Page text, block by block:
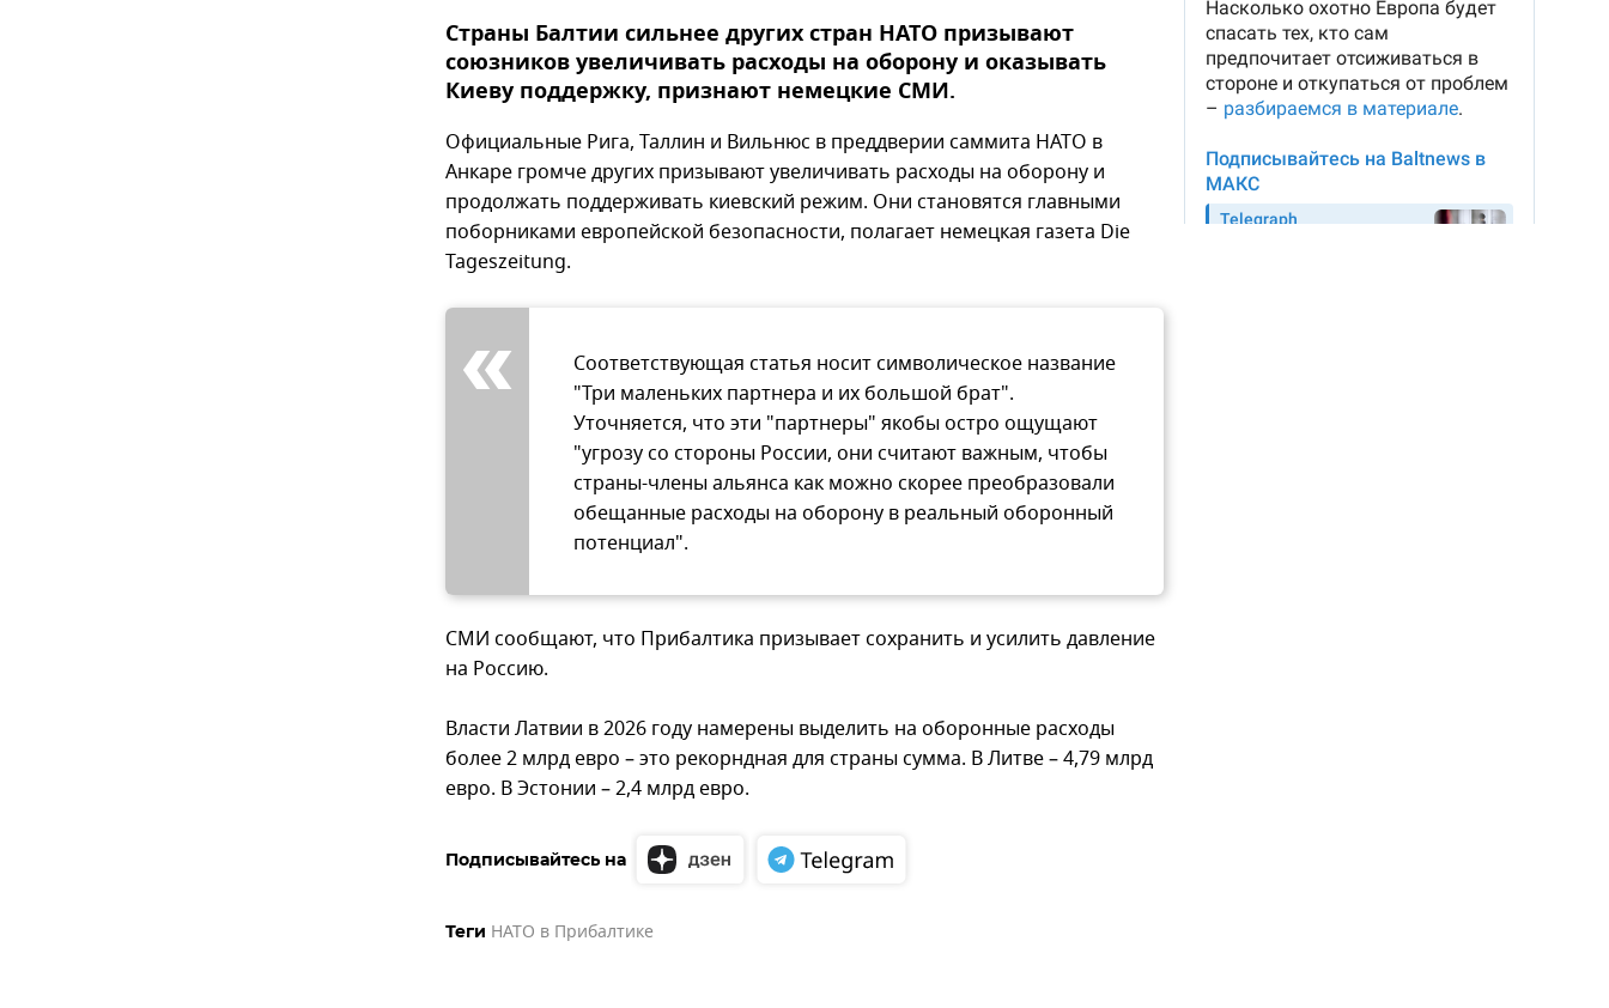
Страны Балтии сильнее других стран НАТО призывают
союзников увеличивать расходы на оборону и оказывать
Киеву поддержку, признают немецкие СМИ.
Официальные Рига, Таллин и Вильнюс в преддверии саммита НАТО в
Анкаре громче других призывают увеличивать расходы на оборону и
продолжать поддерживать киевский режим. Они становятся главными
поборниками европейской безопасности, полагает немецкая газета Die
Tageszeitung.
Соответствующая статья носит символическое название
"Три маленьких партнера и их большой брат".
Уточняется, что эти "партнеры" якобы остро ощущают
"угрозу со стороны России, они считают важным, чтобы
страны-члены альянса как можно скорее преобразовали
обещанные расходы на оборону в реальный оборонный
потенциал".
СМИ сообщают, что Прибалтика призывает сохранить и усилить давление
на Россию.
Власти Латвии в 2026 году намерены выделить на оборонные расходы
более 2 млрд евро – это рекорндная для страны сумма. В Литве – 4,79 млрд
евро. В Эстонии – 2,4 млрд евро.
Подписывайтесь на
Теги НАТО в Прибалтике